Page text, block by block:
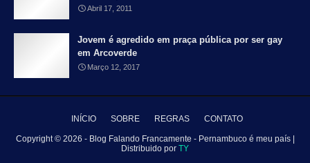
Abril 17, 2011
Jovem é agredido em praça pública por ser gay
em Arcoverde
Março 12, 2017
INÍCIO SOBRE REGRAS CONTATO
Copyright © 2026 - Blog Falando Francamente - Pernambuco é meu país |
Distribuido por TY